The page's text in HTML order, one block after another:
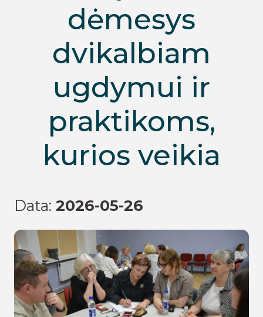
dėmesys
dvikalbiam
ugdymui ir
praktikoms,
kurios veikia
Data: 2026-05-26